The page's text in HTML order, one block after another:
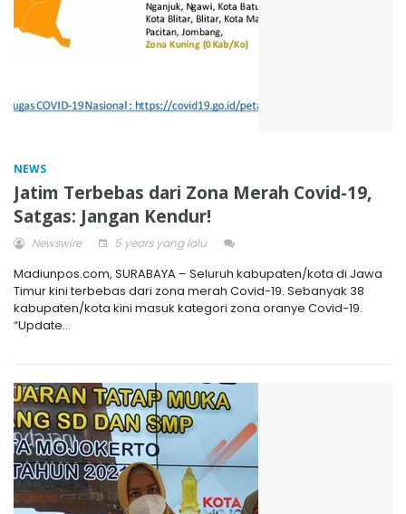
NEWS
Jatim Terbebas dari Zona Merah Covid-19,
Satgas: Jangan Kendur!
Newswire 5 years yang lalu
Madiunpos.com, SURABAYA – Seluruh kabupaten/kota di Jawa
Timur kini terbebas dari zona merah Covid-19. Sebanyak 38
kabupaten/kota kini masuk kategori zona oranye Covid-19.
“Update...